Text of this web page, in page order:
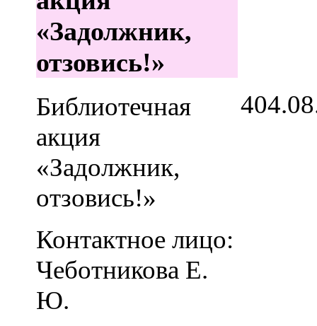
«Задолжник,
отзовись!»
Библиотечная
акция
«Задолжник,
отзовись!»
Контактное лицо:
Чеботникова Е.
Ю.
4